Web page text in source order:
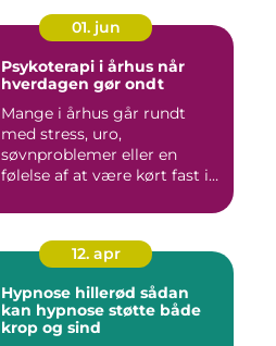
01. jun
Psykoterapi i århus når
hverdagen gør ondt
Mange i århus går rundt
med stress, uro,
søvnproblemer eller en
følelse af at være kørt fast i
12. apr
Hypnose hillerød sådan
kan hypnose støtte både
krop og sind